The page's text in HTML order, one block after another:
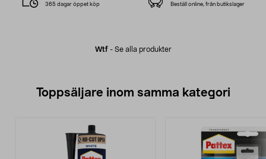
Wtf- Se alla produkter
365 dagar öppet köp Beställ online, från butikslager
Toppsäljare inom samma kategori